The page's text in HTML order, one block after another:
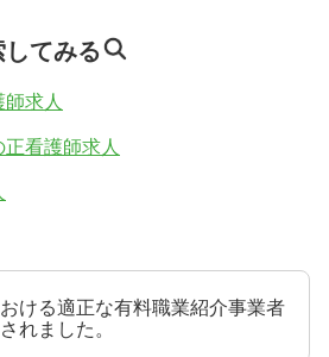
てみる
求人
看護師求人
ける適正な有料職業紹介事業者
れました。